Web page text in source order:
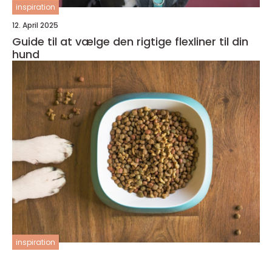
inspiration
12. April 2025
Guide til at vælge den rigtige flexliner til din
hund
inspiration